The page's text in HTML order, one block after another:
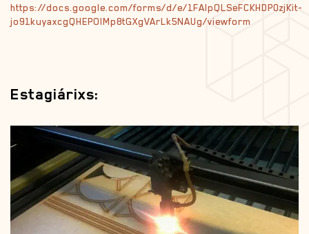
https://docs.google.com/forms/d/e/1FAIpQLSeFCKHDP0zjKit-
jo91kuyaxcgQHEPOlMp8tGXgVArLk5NAUg/viewform
Estagiárixs: